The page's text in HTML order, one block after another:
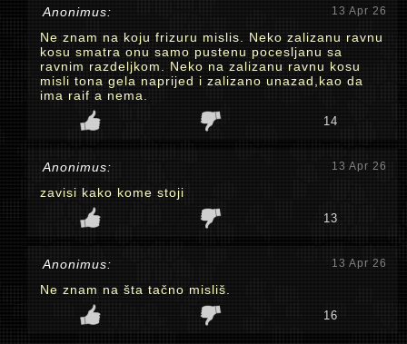
Anonimus: 13 Apr 26
Ne znam na koju frizuru mislis. Neko zalizanu ravnu
kosu smatra onu samo pustenu pocesljanu sa
ravnim razdeljkom. Neko na zalizanu ravnu kosu
misli tona gela naprijed i zalizano unazad,kao da
ima raif a nema.
14
Anonimus: 13 Apr 26
zavisi kako kome stoji
13
Anonimus: 13 Apr 26
Ne znam na šta tačno misliš.
16